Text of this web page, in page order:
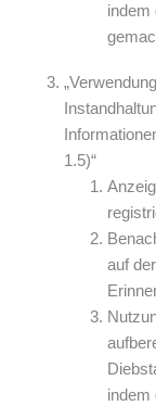
indem
1.5)“
auf
indem